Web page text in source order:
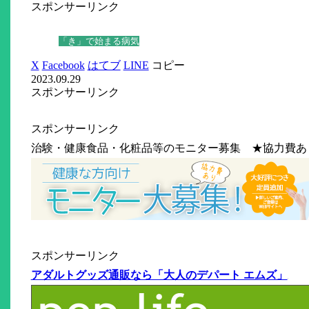
スポンサーリンク
「き」で始まる病気
X Facebook はてブ LINE コピー
2023.09.29
スポンサーリンク
スポンサーリンク
治験・健康食品・化粧品等のモニター募集 ★協力費あ
スポンサーリンク
アダルトグッズ通販なら「大人のデパート エムズ」